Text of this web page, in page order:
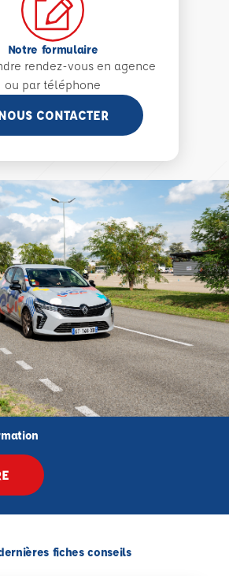
Notre formulaire
rendez-vous en agence
ou par téléphone
CONTACTER
fiches conseils